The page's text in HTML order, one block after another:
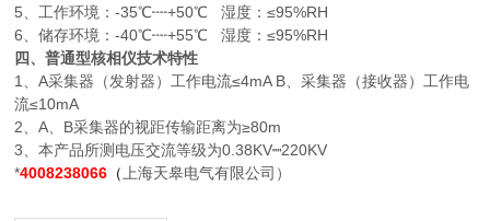
5、工作环境：-35℃┉+50℃ 湿度：≤95%RH
6、储存环境：-40℃┉+55℃ 湿度：≤95%RH
四、普通型核相仪技术特性
1、A采集器（发射器）工作电流≤4mA B、采集器（接收器）工作电
流≤10mA
2、A、B采集器的视距传输距离为≥80m
3、本产品所测电压交流等级为0.38KV┉220KV
*4008238066 （ 上海天皋电气有限公司）